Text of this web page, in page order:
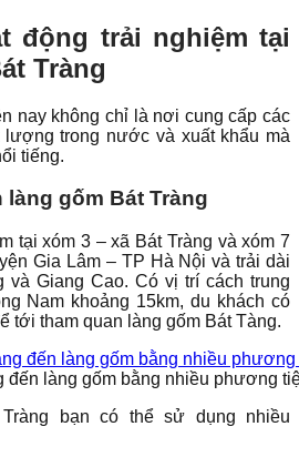
động trải nghiệm tại
Tràng
nay không chỉ là nơi cung cấp các
trong nước và xuất khẩu mà
tiếng.
làng gốm Bát Tràng
tại xóm 3 – xã Bát Tràng và xóm 7
Gia Lâm – TP Hà Nội và trải dài
và Giang Cao. Có vị trí cách trung
Nam khoảng 15km, du khách có
tới tham quan làng gốm Bát Tàng.
đến làng gốm bằng nhiều phương
bạn có thể sử dụng nhiều